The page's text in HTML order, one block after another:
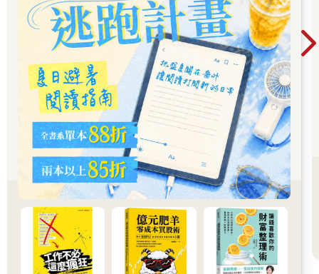
的時代了。
哪裡發現病徵就治療哪裡，其實一點意義也沒有，因為你的身體
一定是哪裡出現問題，才會造成疾病。不找出致病的根源，光治
療表層的外顯症狀，只會讓致病根源深入潛伏在體內，直到有一
天化為更嚴重的病症顯現出來。
排寒醫學的概念
我苦心鑽研各種醫學，最後集大成的就是「排寒療法」。
古醫書曾言：「草根木皮為下藥，針灸為中藥，飲食衣服為上
藥。」
也就是說，在所有治療法及健康法中，衣食等日常生活中的習
慣，才是最上等的大藥。古人更言：「正心修身，百藥之源。」
是最有效的藥方；比起高深的技術、知識或藥物，正確的生活習
慣更為重要。
排寒療法，就是以上所有醫學智慧的結晶。所謂「正本清源」，
疾病既然起源於己，就要從己去排除病根，這是最基本的態度。